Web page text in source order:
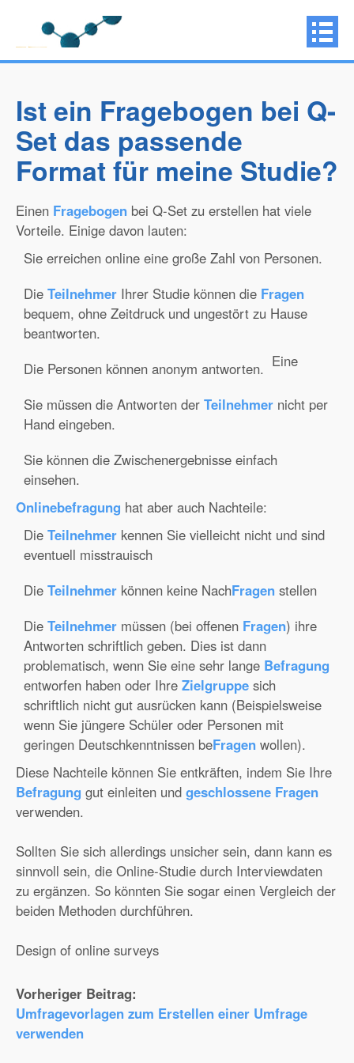
Ist ein Fragebogen bei Q-
Set das passende
Format für meine Studie?
Einen Fragebogen bei Q-Set zu erstellen hat viele
Vorteile. Einige davon lauten:
Sie erreichen online eine große Zahl von Personen.
Die Teilnehmer Ihrer Studie können die Fragen
bequem, ohne Zeitdruck und ungestört zu Hause
beantworten.
Die Personen können anonym antworten.
Sie müssen die Antworten der Teilnehmer nicht per
Hand eingeben.
Sie können die Zwischenergebnisse einfach
einsehen.
Eine
Onlinebefragung hat aber auch Nachteile:
Die Teilnehmer kennen Sie vielleicht nicht und sind
eventuell misstrauisch
Die Teilnehmer können keine NachFragen stellen
Die Teilnehmer müssen (bei offenen Fragen) ihre
Antworten schriftlich geben. Dies ist dann
problematisch, wenn Sie eine sehr lange Befragung
entworfen haben oder Ihre Zielgruppe sich
schriftlich nicht gut ausrücken kann (Beispielsweise
wenn Sie jüngere Schüler oder Personen mit
geringen Deutschkenntnissen beFragen wollen).
Diese Nachteile können Sie entkräften, indem Sie Ihre
Befragung gut einleiten und geschlossene Fragen
verwenden.
Sollten Sie sich allerdings unsicher sein, dann kann es
sinnvoll sein, die Online-Studie durch Interviewdaten
zu ergänzen. So könnten Sie sogar einen Vergleich der
beiden Methoden durchführen.
Design of online surveys
Vorheriger Beitrag:
Umfragevorlagen zum Erstellen einer Umfrage
verwenden